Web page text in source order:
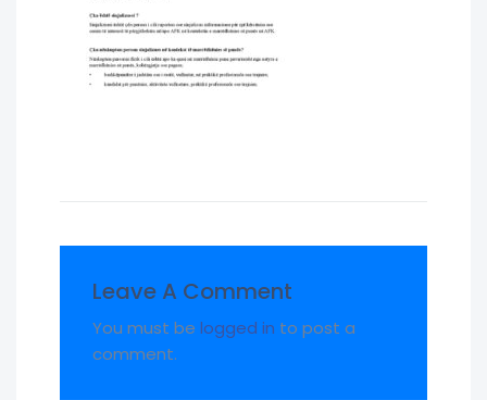
Leave A Comment
You must be logged in to post a
comment.